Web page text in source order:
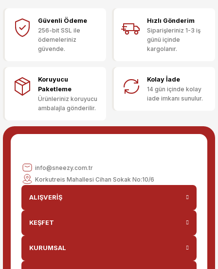
Ürün resmi kalitesiz, bozuk veya görüntülenemiyor.
Ürün açıklamasında eksik bilgiler bulunuyor.
Ürün fiyatı diğer sitelerden daha pahalı.
Bu ürüne benzer farklı alternatifler olmalı.
Sitemize ilk yorumu siz yapın!
Güvenli Ödeme
256-bit SSL ile
ödemeleriniz
güvende.
Hızlı Gönderim
Siparişleriniz 1-3 iş
günü içinde
kargolanır.
Koruyucu
Paketleme
Ürünleriniz koruyucu
ambalajla gönderilir.
Kolay İade
14 gün içinde kolay
iade imkanı sunulur.
info@sneezy.com.tr
Korkutreis Mahallesi Cihan Sokak No:10/6
ALIŞVERİŞ
KEŞFET
KURUMSAL